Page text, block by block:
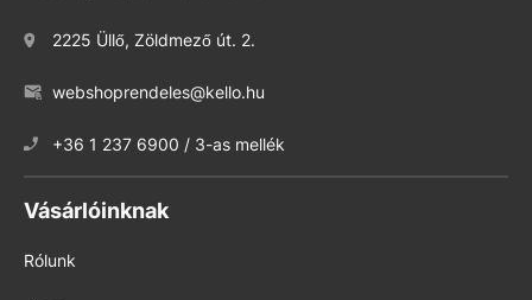
2225 Üllő, Zöldmező út. 2.
webshoprendeles@kello.hu
+36 1 237 6900 / 3-as mellék
Vásárlóinknak
Rólunk